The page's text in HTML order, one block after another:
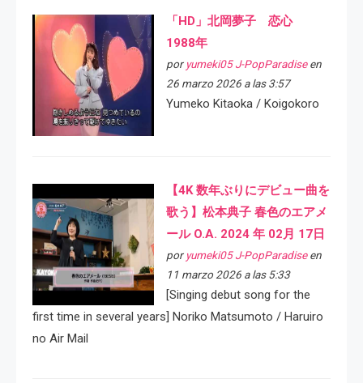
「HD」北岡夢子 恋心
1988年
por yumeki05 J-PopParadiseen
26 marzo 2026 a las 3:57
Yumeko Kitaoka / Koigokoro
【4K 数年ぶりにデビュー曲を
歌う】松本典子 春色のエアメ
ール O.A. 2024 年 02月 17日
por yumeki05 J-PopParadiseen
11 marzo 2026 a las 5:33
[Singing debut song for the
first time in several years] Noriko Matsumoto / Haruiro
no Air Mail